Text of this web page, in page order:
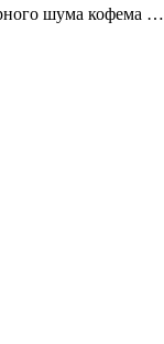
шума кофема …